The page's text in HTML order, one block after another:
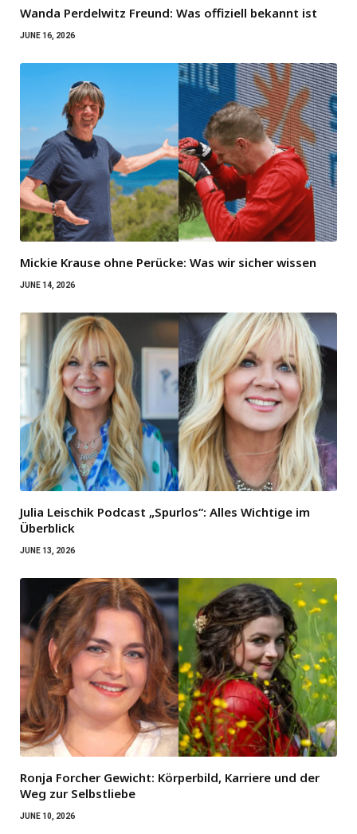
Wanda Perdelwitz Freund: Was offiziell bekannt ist
JUNE 16, 2026
Mickie Krause ohne Perücke: Was wir sicher wissen
JUNE 14, 2026
Julia Leischik Podcast „Spurlos“: Alles Wichtige im
Überblick
JUNE 13, 2026
Ronja Forcher Gewicht: Körperbild, Karriere und der
Weg zur Selbstliebe
JUNE 10, 2026